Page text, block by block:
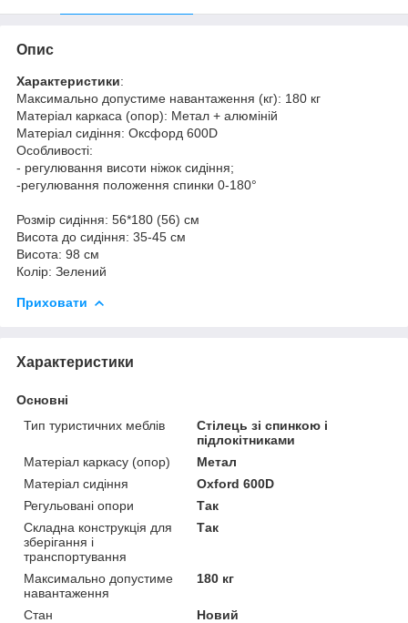
Опис
Характеристики:
Максимально допустиме навантаження (кг): 180 кг
Матеріал каркаса (опор): Метал + алюміній
Матеріал сидіння: Оксфорд 600D
Особливості:
- регулювання висоти ніжок сидіння;
-регулювання положення спинки 0-180°
Розмір сидіння: 56*180 (56) см
Висота до сидіння: 35-45 см
Висота: 98 см
Колір: Зелений
Приховати
Характеристики
Основні
Тип туристичних меблів
Стілець зі спинкою і
підлокітниками
Матеріал каркасу (опор)
Метал
Матеріал сидіння
Oxford 600D
Регульовані опори
Так
Складна конструкція для
зберігання і
транспортування
Так
Максимально допустиме
навантаження
180 кг
Стан
Новий